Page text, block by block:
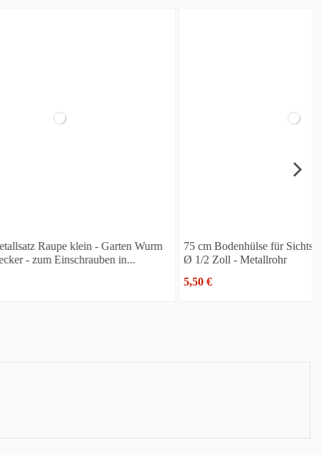
Wurm
in...
75 cm Bodenhülse für Sichtschutz zum Stecken
Ø 1/2 Zoll - Metallrohr